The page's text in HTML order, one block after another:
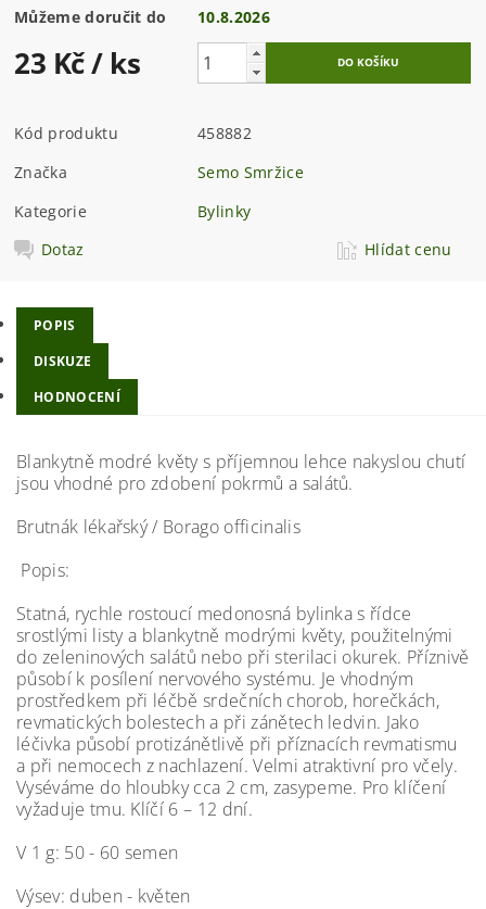
Můžeme doručit do 10.8.2026
23 Kč/ ks
Kód produktu
458882
Značka
Semo Smržice
Kategorie
Bylinky
Dotaz
Hlídat cenu
POPIS
DISKUZE
HODNOCENÍ
Blankytně modré květy s příjemnou lehce nakyslou chutí
jsou vhodné pro zdobení pokrmů a salátů.
Brutnák lékařský / Borago officinalis
Popis:
Statná, rychle rostoucí medonosná bylinka s řídce
srostlými listy a blankytně modrými květy, použitelnými
do zeleninových salátů nebo při sterilaci okurek. Příznivě
působí k posílení nervového systému. Je vhodným
prostředkem při léčbě srdečních chorob, horečkách,
revmatických bolestech a při zánětech ledvin. Jako
léčivka působí protizánětlivě při příznacích revmatismu
a při nemocech z nachlazení. Velmi atraktivní pro včely.
Vyséváme do hloubky cca 2 cm, zasypeme. Pro klíčení
vyžaduje tmu. Klíčí 6 – 12 dní.
V 1 g: 50 - 60 semen
Výsev: duben - květen